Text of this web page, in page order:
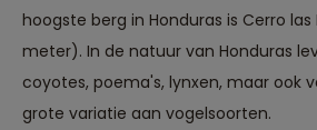
hoogste berg in Honduras is Cerro
meter). In de natuur van Honduras
coyotes, poema's, lynxen, maar ook
grote variatie aan vogelsoorten.